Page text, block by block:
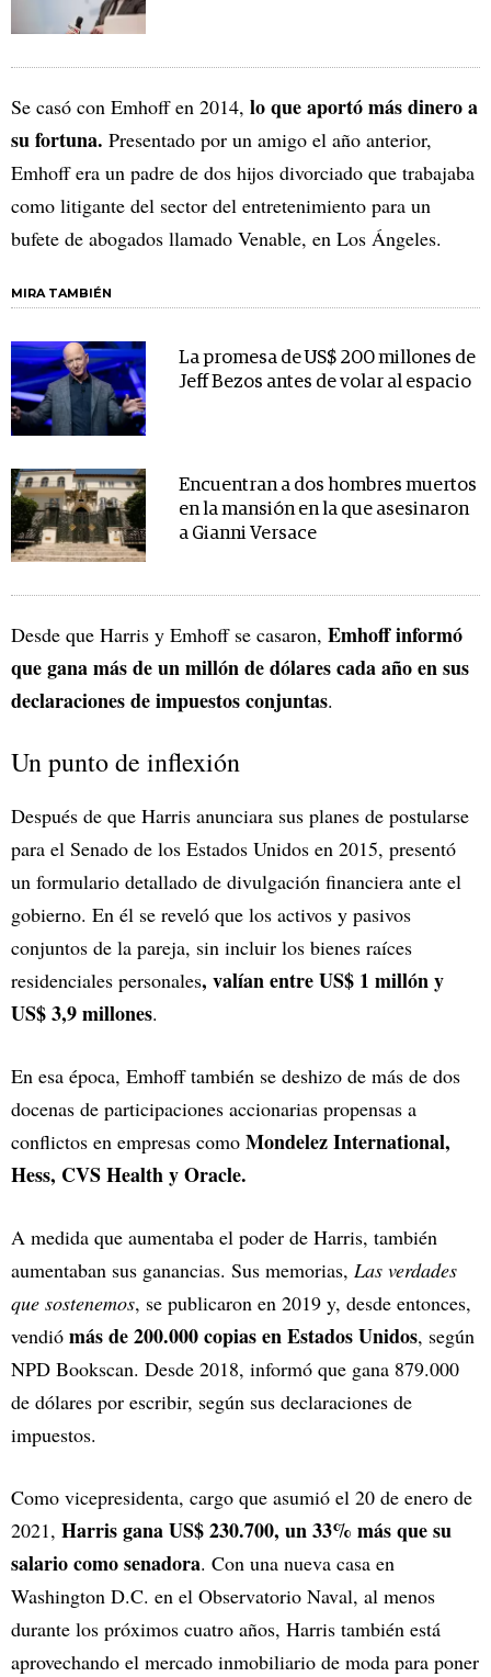
Se casó con Emhoff en 2014, lo que aportó más dinero a
su fortuna. Presentado por un amigo el año anterior,
Emhoff era un padre de dos hijos divorciado que trabajaba
como litigante del sector del entretenimiento para un
bufete de abogados llamado Venable, en Los Ángeles.
MIRA TAMBIÉN
La promesa de US$ 200 millones de
Jeff Bezos antes de volar al espacio
Encuentran a dos hombres muertos
en la mansión en la que asesinaron
a Gianni Versace
Desde que Harris y Emhoff se casaron, Emhoff informó
que gana más de un millón de dólares cada año en sus
declaraciones de impuestos conjuntas.
Un punto de inflexión
Después de que Harris anunciara sus planes de postularse
para el Senado de los Estados Unidos en 2015, presentó
un formulario detallado de divulgación financiera ante el
gobierno. En él se reveló que los activos y pasivos
conjuntos de la pareja, sin incluir los bienes raíces
residenciales personales, valían entre US$ 1 millón y
US$ 3,9 millones.
En esa época, Emhoff también se deshizo de más de dos
docenas de participaciones accionarias propensas a
conflictos en empresas como Mondelez International,
Hess, CVS Health y Oracle.
A medida que aumentaba el poder de Harris, también
aumentaban sus ganancias. Sus memorias, Las verdades
que sostenemos, se publicaron en 2019 y, desde entonces,
vendió más de 200.000 copias en Estados Unidos, según
NPD Bookscan. Desde 2018, informó que gana 879.000
de dólares por escribir, según sus declaraciones de
impuestos.
Como vicepresidenta, cargo que asumió el 20 de enero de
2021, Harris gana US$ 230.700, un 33% más que su
salario como senadora. Con una nueva casa en
Washington D.C. en el Observatorio Naval, al menos
durante los próximos cuatro años, Harris también está
aprovechando el mercado inmobiliario de moda para poner